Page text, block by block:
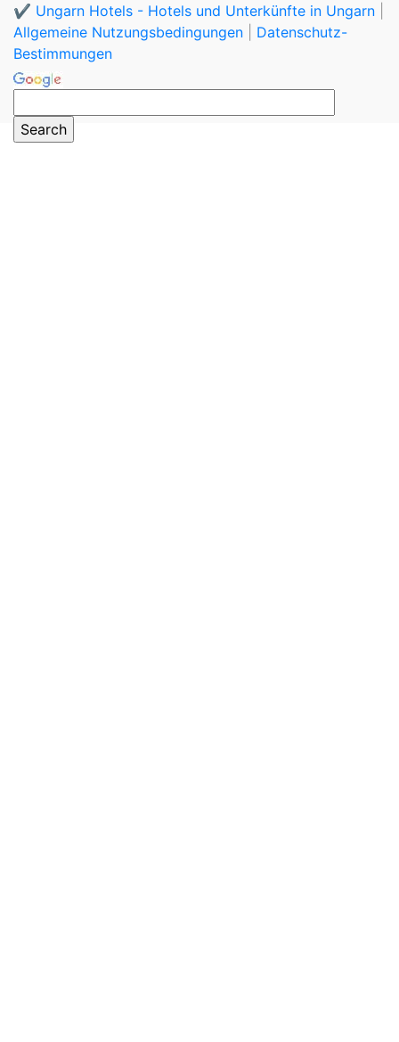
✔️ Ungarn Hotels - Hotels und Unterkünfte in Ungarn
Allgemeine Nutzungsbedingungen
Datenschutz-
Bestimmungen